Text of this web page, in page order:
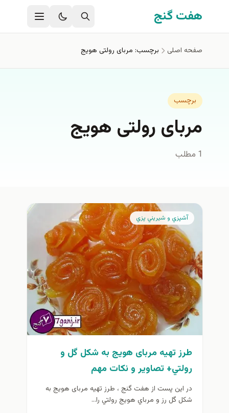
رفتن به محتوای اصلی
هفت گنج
صفحه اصلی برچسب: مربای رولتی هویج
برچسب
مربای رولتی هویج
1 مطلب
آشپزي و شيريني پزي
طرز تهیه مربای هویج به شکل گل و
رولتي+ تصاوير و نكات مهم
در اين پست از هفت گنج ، طرز تهيه مربای هویج به
شکل گل رز و مرباي هويج رولتي را...